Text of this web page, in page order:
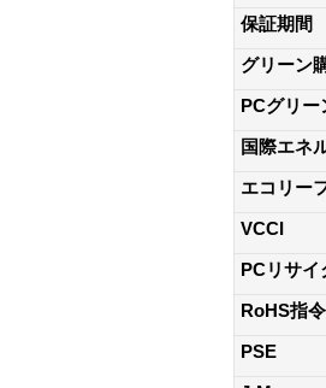
保証期間
グリーン
PCグリ
国際エネ
エコリー
VCCI
PCリサイ
RoHS指令
PSE